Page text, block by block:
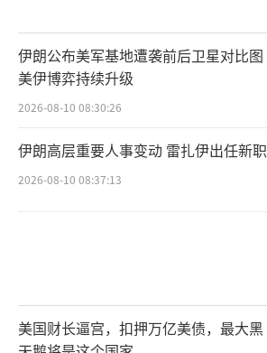
伊朗公布美军基地遭袭前后卫星对比图
美伊博弈持续升级
2026-08-10 08:30:26
伊朗高层重要人事变动 雷扎伊出任新职
2026-08-10 08:37:13
美国财长逼宫，扣押万亿美债，最大黑